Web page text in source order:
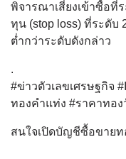
พิจารณาเสี่ยงเข้าซื้อที่
ทุน (stop loss) ที่ระดับ
ต่ำกว่าระดับดังกล่าว
.
#ข่าวตัวเลขเศรษฐกิจ
ทองคำแท่ง #ราคาทอ
สนใจเปิดบัญชีซื้อขายท